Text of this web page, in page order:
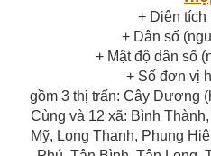
+ Diện tích
+ Dân số
+ Mật độ dân số
+ Số đơn vị
gồm 3 thị trấn: Cây Dương
Cùng và 12 xã: Bình
Mỹ, Long Thạnh, Phụng